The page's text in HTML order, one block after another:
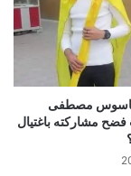
مصطفى
مشاركته باغتيال